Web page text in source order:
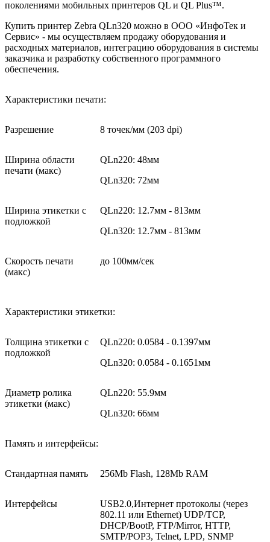
поколениями мобильных принтеров QL и QL Plus™.
Купить принтер Zebra QLn320 можно в ООО «ИнфоТек и
Сервис» - мы осуществляем продажу оборудования и
расходных материалов, интеграцию оборудования в системы
заказчика и разработку собственного программного
обеспечения.
Характеристики печати:
Разрешение 8 точек/мм (203 dpi)
Ширина области
печати (макс)
QLn220: 48мм
QLn320: 72мм
Ширина этикетки с
подложкой
QLn220: 12.7мм - 813мм
QLn320: 12.7мм - 813мм
Скорость печати
(макс)
до 100мм/сек
Характеристики этикетки:
Толщина этикетки с
подложкой
QLn220: 0.0584 - 0.1397мм
QLn320: 0.0584 - 0.1651мм
Диаметр ролика
этикетки (макс)
QLn220: 55.9мм
QLn320: 66мм
Память и интерфейсы:
Стандартная память 256Mb Flash, 128Mb RAM
Интерфейсы
USB2.0,Интернет протоколы (через
802.11 или Ethernet) UDP/TCP,
DHCP/BootP, FTP/Mirror, HTTP,
SMTP/POP3, Telnet, LPD, SNMP